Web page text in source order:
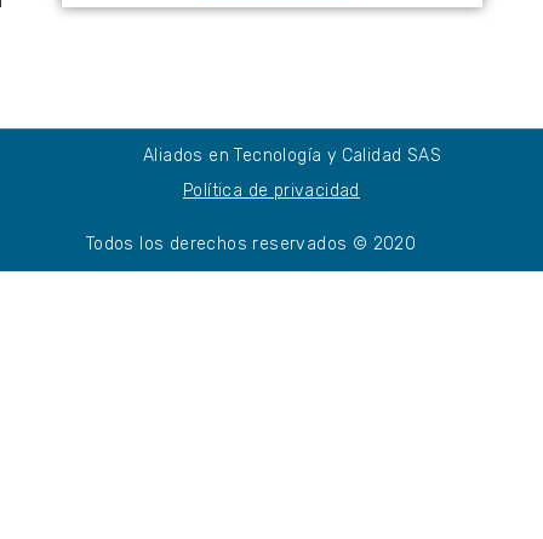
Aliados en Tecnología y Calidad SAS
Política de privacidad
Todos los derechos reservados © 2020